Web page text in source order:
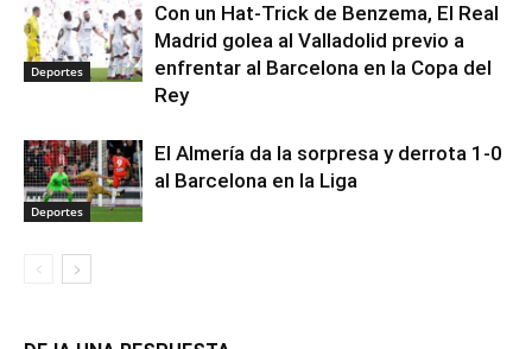
Deportes
Con un Hat-Trick de Benzema, El Real
Madrid golea al Valladolid previo a
enfrentar al Barcelona en la Copa del
Rey
Deportes
El Almería da la sorpresa y derrota 1-0
al Barcelona en la Liga